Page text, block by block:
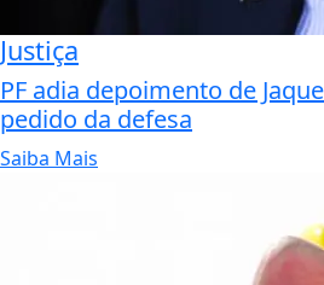
Justiça
PF adia depoimento de
pedido da defesa
Saiba Mais